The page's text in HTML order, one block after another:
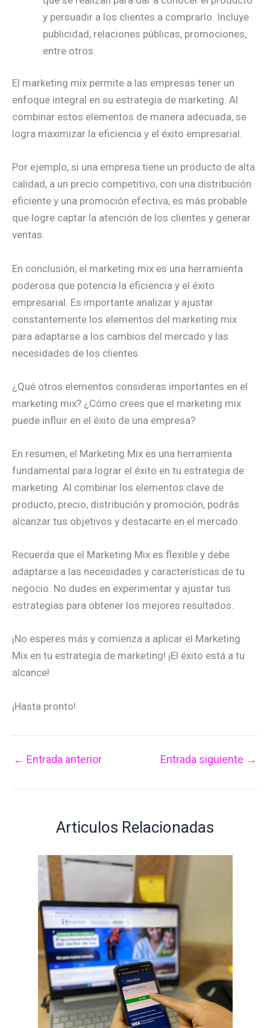
y persuadir a los clientes a comprarlo. Incluye
publicidad, relaciones públicas, promociones,
entre otros.
El marketing mix permite a las empresas tener un
enfoque integral en su estrategia de marketing. Al
combinar estos elementos de manera adecuada, se
logra maximizar la eficiencia y el éxito empresarial.
Por ejemplo, si una empresa tiene un producto de alta
calidad, a un precio competitivo, con una distribución
eficiente y una promoción efectiva, es más probable
que logre captar la atención de los clientes y generar
ventas.
En conclusión, el marketing mix es una herramienta
poderosa que potencia la eficiencia y el éxito
empresarial. Es importante analizar y ajustar
constantemente los elementos del marketing mix
para adaptarse a los cambios del mercado y las
necesidades de los clientes.
¿Qué otros elementos consideras importantes en el
marketing mix? ¿Cómo crees que el marketing mix
puede influir en el éxito de una empresa?
En resumen, el Marketing Mix es una herramienta
fundamental para lograr el éxito en tu estrategia de
marketing. Al combinar los elementos clave de
producto, precio, distribución y promoción, podrás
alcanzar tus objetivos y destacarte en el mercado.
Recuerda que el Marketing Mix es flexible y debe
adaptarse a las necesidades y características de tu
negocio. No dudes en experimentar y ajustar tus
estrategias para obtener los mejores resultados.
¡No esperes más y comienza a aplicar el Marketing
Mix en tu estrategia de marketing! ¡El éxito está a tu
alcance!
¡Hasta pronto!
← Entrada anterior Entrada siguiente →
Articulos Relacionadas